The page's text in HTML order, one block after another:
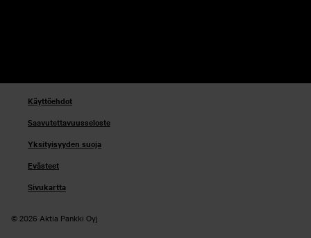
© 2026 Aktia Pankki Oyj
Käyttöehdot
Saavutettavuusseloste
Yksityisyyden suoja
Evästeet
Sivukartta